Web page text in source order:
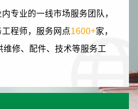
专业的一线市场服务团队，
程师，服务网点1600+家，
维修、配件、技术等服务工